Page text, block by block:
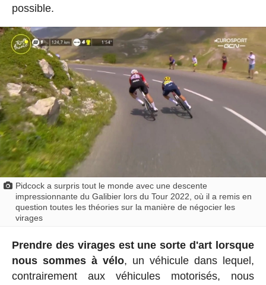
possible.
Pidcock a surpris tout le monde avec une descente
impressionnante du Galibier lors du Tour 2022, où il a remis en
question toutes les théories sur la manière de négocier les
virages
Prendre des virages est une sorte d'art lorsque
nous sommes à vélo, un véhicule dans lequel,
contrairement aux véhicules motorisés, nous